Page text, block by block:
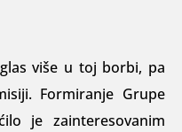
više u toj borbi, pa
Formiranje Grupe
je zainteresovanim